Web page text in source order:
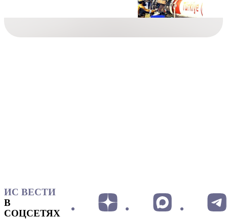
ИС ВЕСТИ
В
СОЦСЕТЯХ